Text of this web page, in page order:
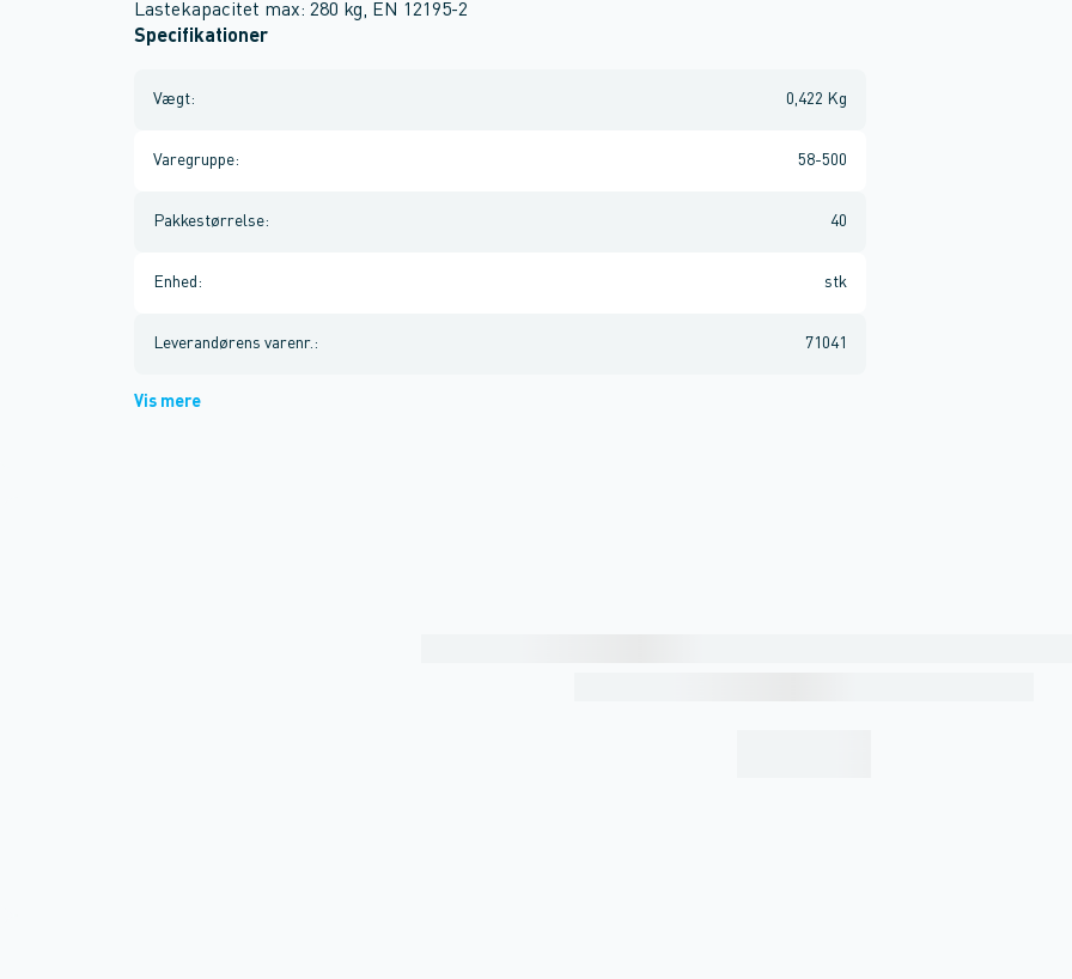
Lastekapacitet max: 280 kg, EN 12195-2
Specifikationer
Vægt: 0,422 Kg
Varegruppe: 58-500
Pakkestørrelse: 40
Enhed : stk
Leverandørens varenr. : 71041
Vis mere